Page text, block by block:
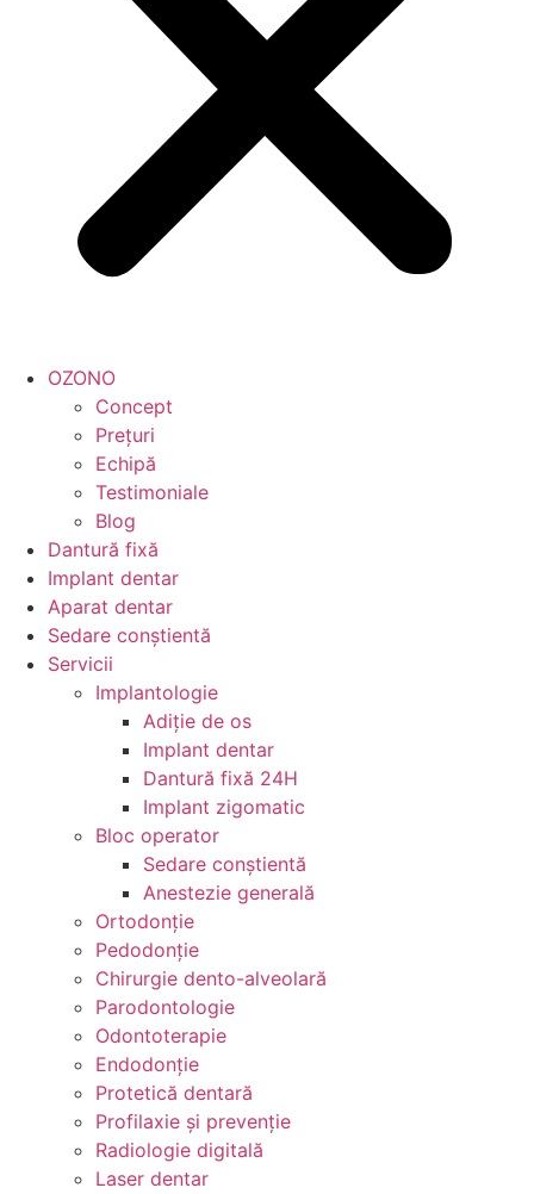
OZONO
Concept
Prețuri
Echipă
Testimoniale
Blog
Dantură fixă
Implant dentar
Aparat dentar
Sedare conștientă
Servicii
Implantologie
Adiție de os
Implant dentar
Dantură fixă 24H
Implant zigomatic
Bloc operator
Sedare conștientă
Anestezie generală
Ortodonție
Pedodonție
Chirurgie dento-alveolară
Parodontologie
Odontoterapie
Endodonție
Protetică dentară
Profilaxie și prevenție
Radiologie digitală
Laser dentar